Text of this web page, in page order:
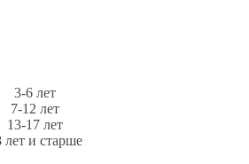
3-6 лет
7-12 лет
13-17 лет
лет и старше